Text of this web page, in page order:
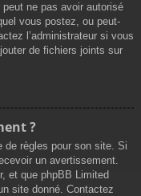
peut ne pas avoir autorisé
vous postez, ou peut-
l’administrateur si vous
de fichiers joints sur
?
de règles pour son site. Si
un avertissement.
et que phpBB Limited
site donné. Contactez